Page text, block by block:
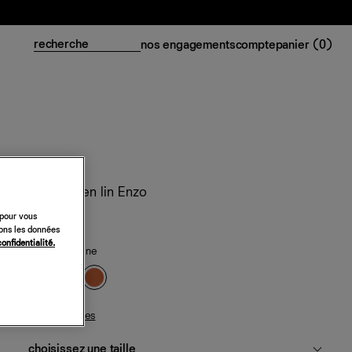
nos engagementscomptepanier (0)
Ensemble en lin Enzo
298 €
orange sanguine
guide des tailles
vous
les données